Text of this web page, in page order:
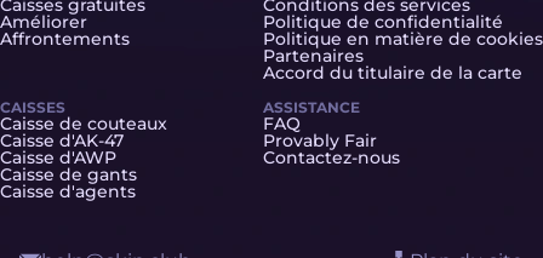
Caisses gratuites
Améliorer
Affrontements
CAISSES
Caisse de couteaux
Caisse d'AK-47
Caisse d'AWP
Caisse de gants
Caisse d'agents
Conditions des services
Politique de confidentialité
Politique en matière de cookies
Partenaires
Accord du titulaire de la carte
ASSISTANCE
FAQ
Provably Fair
Contactez-nous